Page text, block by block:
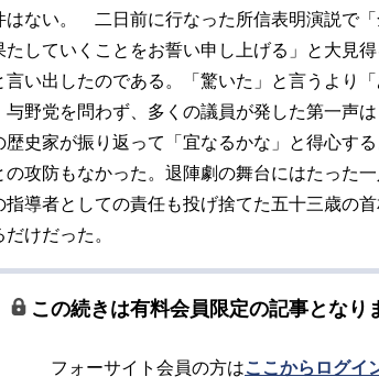
はない。 二日前に行なった所信表明演説で
たしていくことをお誓い申し上げる」と大見
言い出したのである。「驚いた」と言うより
与野党を問わず、多くの議員が発した第一声
歴史家が振り返って「宜なるかな」と得心す
の攻防もなかった。退陣劇の舞台にはたった
指導者としての責任も投げ捨てた五十三歳の
けだった。
この続きは有料会員限定の記事となり
フォーサイト会員の方はここからログイ